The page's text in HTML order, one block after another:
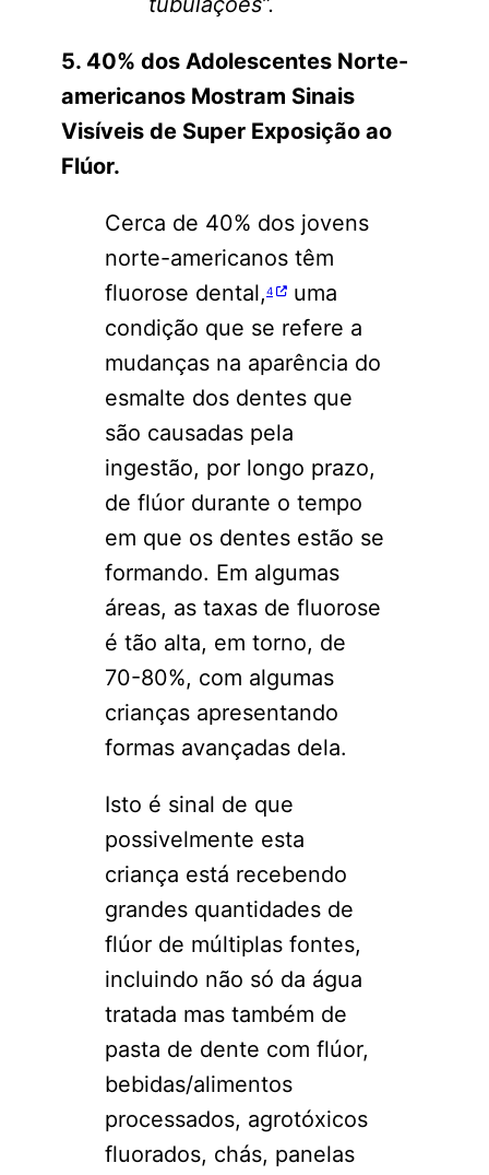
5. 40% dos Adolescentes Norte-
americanos Mostram Sinais
Visíveis de Super Exposição ao
Flúor.
Cerca de 40% dos jovens
norte-americanos têm
fluorose dental,4
uma
condição que se refere a
mudanças na aparência do
esmalte dos dentes que
são causadas pela
ingestão, por longo prazo,
de flúor durante o tempo
em que os dentes estão se
formando. Em algumas
áreas, as taxas de fluorose
é tão alta, em torno, de
70-80%, com algumas
crianças apresentando
formas avançadas dela.
Isto é sinal de que
possivelmente esta
criança está recebendo
grandes quantidades de
flúor de múltiplas fontes,
incluindo não só da água
tratada mas também de
pasta de dente com flúor,
bebidas/alimentos
processados, agrotóxicos
fluorados, chás, panelas